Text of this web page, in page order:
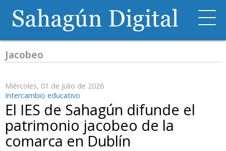
Jacobeo
Miércoles, 01 de Julio de 2026
Intercambio educativo
El IES de Sahagún difunde el
patrimonio jacobeo de la
comarca en Dublín